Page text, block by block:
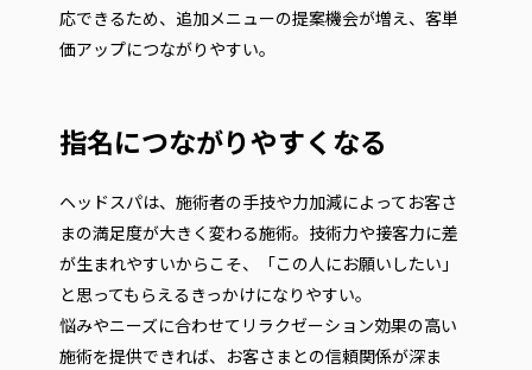
応できるため、追加メニューの提案機会が増え、客単
価アップにつながりやすい。
指名につながりやすくなる
ヘッドスパは、施術者の手技や力加減によってお客さ
まの満足度が大きく変わる施術。技術力や接客力に差
が生まれやすいからこそ、「この人にお願いしたい」
と思ってもらえるきっかけになりやすい。
悩みやニーズに合わせてリラクゼーション効果の高い
施術を提供できれば、お客さまとの信頼関係が深ま